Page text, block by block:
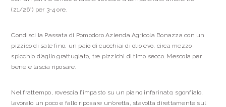
(21/26°) per 3-4 ore.
Condisci la Passata di Pomodoro Azienda Agricola Bonazza con un
pizzico di sale fino, un paio di cucchiai di olio evo, circa mezzo
spicchio d’aglio grattugiato, tre pizzichi di timo secco. Mescola per
bene e lascia riposare.
Nel frattempo, rovescia l’impasto su un piano infarinato; sgonfialo,
lavoralo un poco e fallo riposare un’oretta, stavolta direttamente sul